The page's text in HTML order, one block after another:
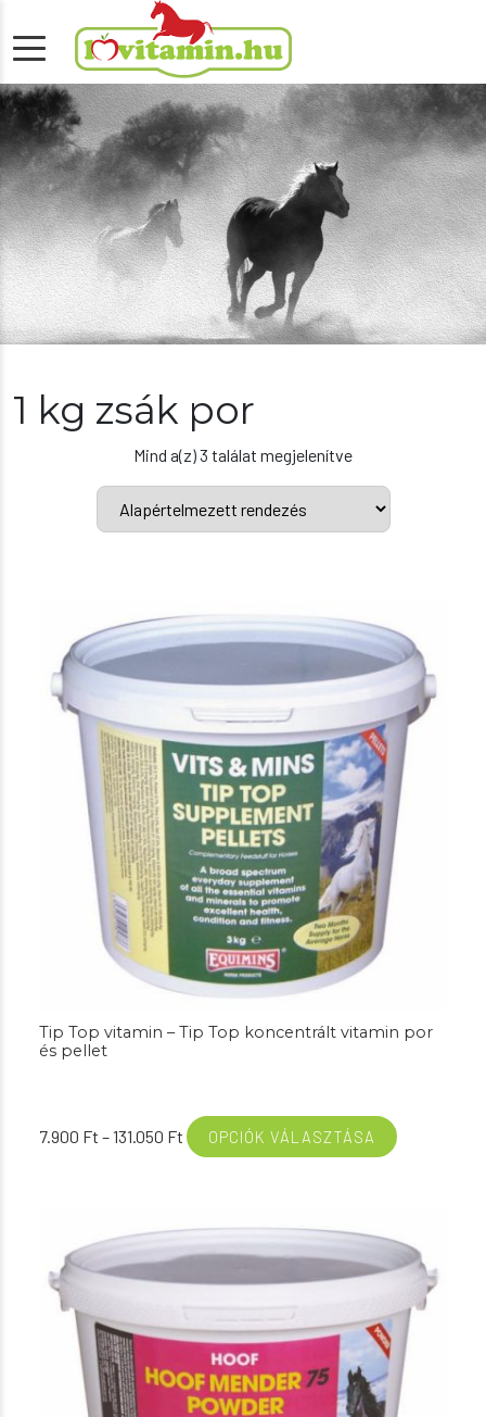
1 kg zsák por
Mind a(z) 3 találat megjelenítve
Tip Top vitamin – Tip Top koncentrált vitamin por
és pellet
7.900 Ft –131.050 Ft Ártartomány:
7.900 Ft
OPCIÓK VÁLASZTÁSA